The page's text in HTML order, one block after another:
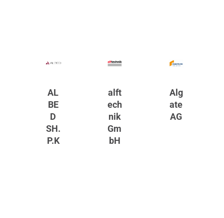
AL
BE
D
SH.
P.K
alft
ech
nik
Gm
bH
Alg
ate
AG